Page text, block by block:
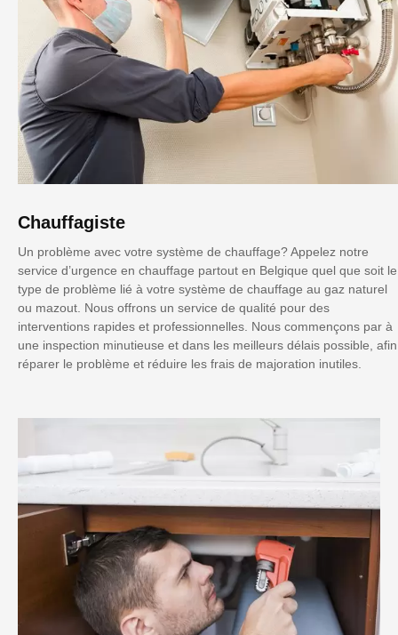
Chauffagiste
Un problème avec votre système de chauffage? Appelez notre
service d’urgence en chauffage partout en Belgique quel que soit le
type de problème lié à votre système de chauffage au gaz naturel
ou mazout. Nous offrons un service de qualité pour des
interventions rapides et professionnelles. Nous commençons par à
une inspection minutieuse et dans les meilleurs délais possible, afin
réparer le problème et réduire les frais de majoration inutiles.